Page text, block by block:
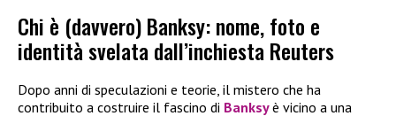
Chi è (davvero) Banksy: nome, foto e
identità svelata dall’inchiesta Reuters
Dopo anni di speculazioni e teorie, il mistero che ha
contribuito a costruire il fascino di Banksyè vicino a una